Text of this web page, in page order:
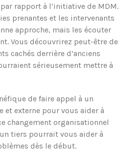
rapport à l‘initiative de MDM.
prenantes et les intervenants
approche, mais les écouter
Vous découvrirez peut-être de
cachés derrière d‘anciens
sérieusement mettre à
de faire appel à un
et externe pour vous aider à
changement organisationnel
tiers pourrait vous aider à
dès le début.